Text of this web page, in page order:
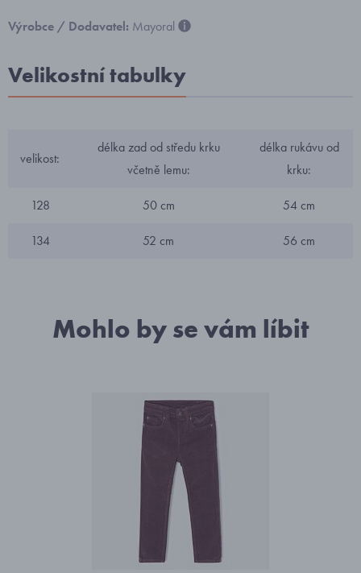
Výrobce / Dodavatel: Mayoral
Velikostní tabulky
velikost:
délka zad od středu krku
včetně lemu:
délka rukávu od
krku:
128 50 cm 54 cm
134 52 cm 56 cm
Mohlo by se vám líbit